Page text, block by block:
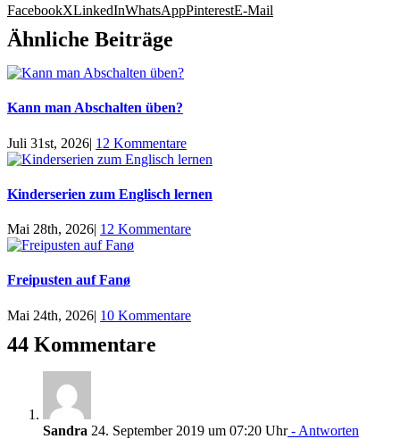
FacebookXLinkedInWhatsAppPinterestE-Mail
Ähnliche Beiträge
Kann man Abschalten üben?
Juli 31st, 2026| 12 Kommentare
Kinderserien zum Englisch lernen
Mai 28th, 2026| 12 Kommentare
Freipusten auf Fanø
Mai 24th, 2026| 10 Kommentare
44 Kommentare
Sandra 24. September 2019 um 07:20 Uhr- Antworten